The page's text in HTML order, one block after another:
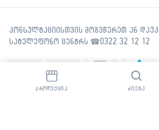
ᲞᲠᲝᲓᲣᲥᲪᲘᲐ ᲫᲘᲔᲑᲐ